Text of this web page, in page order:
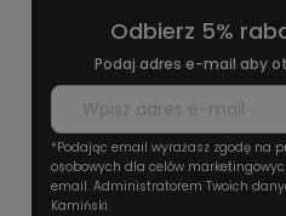
Odbierz 5%
Podaj adres e-mail aby
*Podając email wyrażasz zgodę na
osobowych dla celów
email. Administratorem Twoich
Kamiński.